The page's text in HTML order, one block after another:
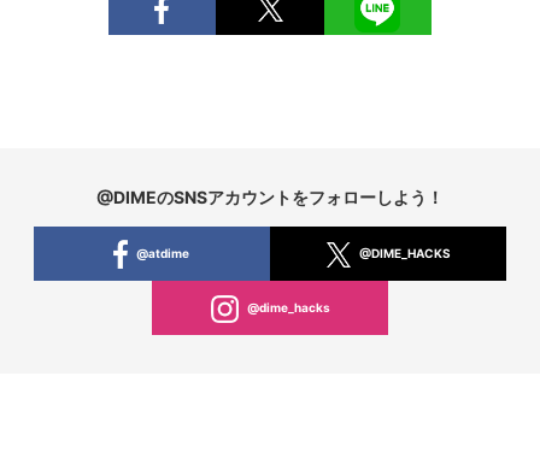
@DIMEのSNSアカウントをフォローしよう！
@atdime @DIME_HACKS
@dime_hacks